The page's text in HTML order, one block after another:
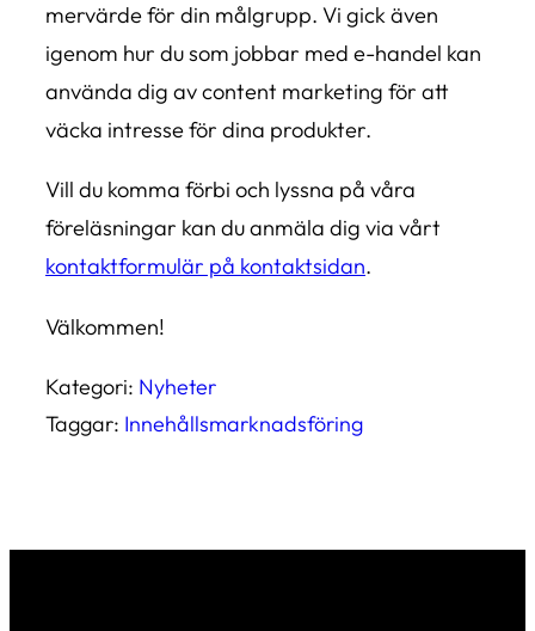
mervärde för din målgrupp. Vi gick även
igenom hur du som jobbar med e-handel kan
använda dig av content marketing för att
väcka intresse för dina produkter.
Vill du komma förbi och lyssna på våra
föreläsningar kan du anmäla dig via vårt
kontaktformulär på kontaktsidan.
Välkommen!
Kategori: Nyheter
Taggar: Innehållsmarknadsföring